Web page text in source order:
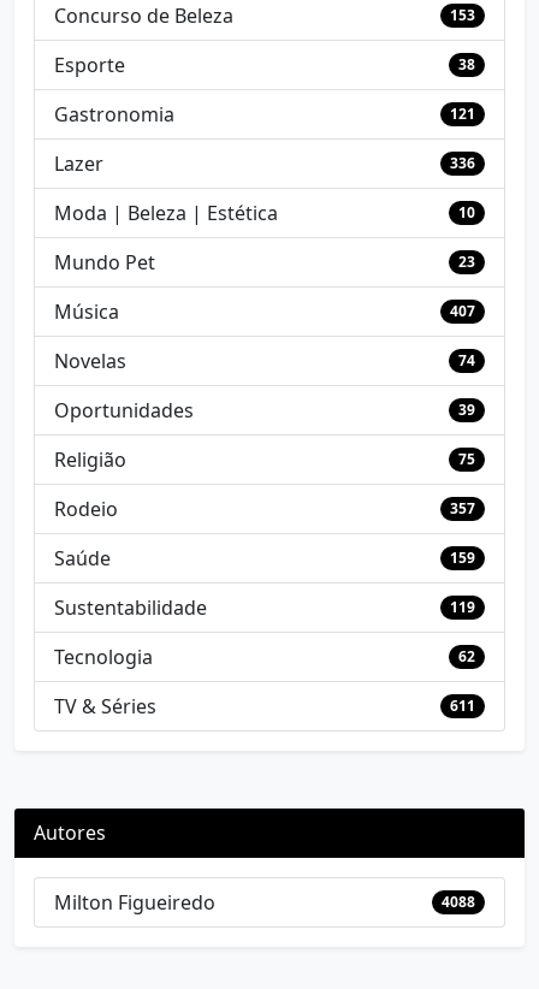
Concurso de Beleza 153
Esporte 38
Gastronomia 121
Lazer 336
Moda | Beleza | Estética 10
Mundo Pet 23
Música 407
Novelas 74
Oportunidades 39
Religião 75
Rodeio 357
Saúde 159
Sustentabilidade 119
Tecnologia 62
TV & Séries 611
Autores
Milton Figueiredo 4088